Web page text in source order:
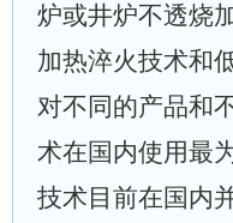
炉或井炉不透烧
加热淬火技术和
对不同的产品和
术在国内使用最
技术目前在国内